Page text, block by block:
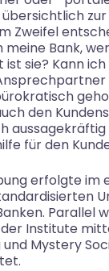
zur
Zweifel
meine Bank,
sie? Kann
den
für den
erfolgte im
Parallel
Institute
Mystery